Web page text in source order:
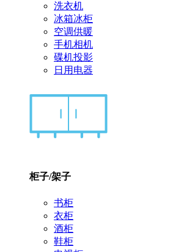
洗衣机
冰箱冰柜
空调供暖
手机相机
碟机投影
日用电器
柜子/架子
书柜
衣柜
酒柜
鞋柜